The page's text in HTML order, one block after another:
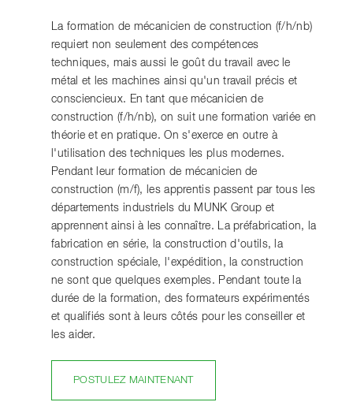
La formation de mécanicien de construction (f/h/nb)
requiert non seulement des compétences
techniques, mais aussi le goût du travail avec le
métal et les machines ainsi qu'un travail précis et
consciencieux. En tant que mécanicien de
construction (f/h/nb), on suit une formation variée en
théorie et en pratique. On s'exerce en outre à
l'utilisation des techniques les plus modernes.
Pendant leur formation de mécanicien de
construction (m/f), les apprentis passent par tous les
départements industriels du MUNK Group et
apprennent ainsi à les connaître. La préfabrication, la
fabrication en série, la construction d'outils, la
construction spéciale, l'expédition, la construction
ne sont que quelques exemples. Pendant toute la
durée de la formation, des formateurs expérimentés
et qualifiés sont à leurs côtés pour les conseiller et
les aider.
POSTULEZ MAINTENANT